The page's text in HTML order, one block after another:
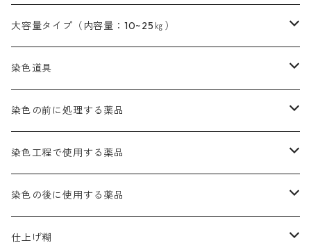
茶色系
染料一覧ー100g入り
茶色系
灰色系
黒色系
灰色｜20g入りのみ公開
黒色
オレンヂMGD（定番の色合い）
レットMFB｜赤色（定番の色合い）
レットMG｜黄みの朱色
青色系
ネビーブルーMB（定番の色合い）
ブルーMB（定番の色合い）
紫色系
バイオレットMFB
緑色系
ダークグリンMG（定番の色合い）
グリーンMB｜緑色
茶色系
ダークブロンMFB｜こげ茶色
ブロンHNR｜こげ茶色
黒色系
ブラックMK（赤みの黒色）
白色系（定番の色合い）
緑色｜在庫処分特価
茶色｜在庫処分特価
カッチ｜茶系
霧島産・晩秋茶｜黄金色（赤みの黄色）｜準備中
鉄媒染剤
藍染
ぶどう糖
ハイドロサルファイトコンク
染色用途のハンカチ・バンダナ
45cm×45cm（ハンカチ）｜端の始末も綿糸｜タグなし
54cm×54cm（バンダナ）｜端の始末も綿糸｜タグなし
塩基性エロ―｜液体タイプ
ローダミンB｜赤紫色｜マゼンダ色
アルカリ剤
ハイドロサルファイトコンク
酸性剤
54cm×54cm（バンダナ）｜端の始末も綿糸｜タグなし
大容量タイプ（内容量：10~25㎏）
芒硝｜綿の染色時の吸収促進剤
ソーダ灰｜アルカリ性のPH調整剤
硫酸第一鉄｜鉄媒染剤
染色道具
刷毛
摺込み刷毛（スリコミハケ）ー夏毛（硬いタイプ）
摺込み刷毛（スリコミハケ）ー冬毛（柔らかいタイプ）
ローケツ筆
ローケツ用筆｜1本～販売
ローケツ用筆ー10%off｜20本セットお取り寄せ品
洋型紙（9番手｜中薄口、10番手｜中厚口）
有償サンプル品｜約20cm×27cm
張木｜入荷待ち
染色の前に処理する薬品
精練剤｜汚れ落とし剤｜針状マルセル石鹸
糊落とし剤｜ソルベンCA
濃染処理剤｜ソルバックスPS－900
染色工程で使用する薬品
染料の吸収促進剤
酢酸｜絹・羊毛・ナイロンに使用する
染料のムラ染め抑制剤（均染剤）
染色の後に使用する薬品
ソーピング剤｜未定着の染料を除去すること
仕上げ糊